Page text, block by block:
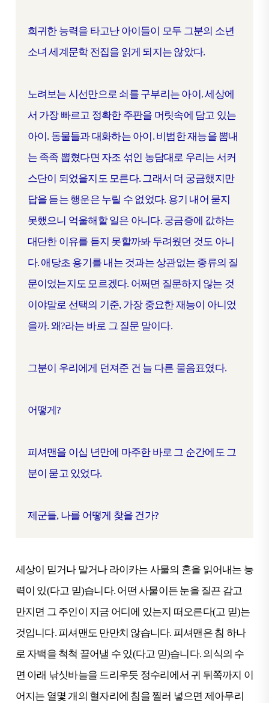
희귀한 능력을 타고난 아이들이 모두 그분의 소년
소녀 세계문학 전집을 읽게 되지는 않았다.
노려보는 시선만으로 쇠를 구부리는 아이. 세상에
서 가장 빠르고 정확한 주판을 머릿속에 담고 있는
아이. 동물들과 대화하는 아이. 비범한 재능을 뽐내
는 족족 뽑혔다면 자조 섞인 농담대로 우리는 서커
스단이 되었을지도 모른다. 그래서 더 궁금했지만
답을 듣는 행운은 누릴 수 없었다. 용기 내어 묻지
못했으니 억울해할 일은 아니다. 궁금증에 값하는
대단한 이유를 듣지 못할까봐 두려웠던 것도 아니
다. 애당초 용기를 내는 것과는 상관없는 종류의 질
문이었는지도 모르겠다. 어쩌면 질문하지 않는 것
이야말로 선택의 기준, 가장 중요한 재능이 아니었
을까. 왜?라는 바로 그 질문 말이다.
그분이 우리에게 던져준 건 늘 다른 물음표였다.
어떻게?
피셔맨을 이십 년만에 마주한 바로 그 순간에도 그
분이 묻고 있었다.
제군들, 나를 어떻게 찾을 건가?
세상이 믿거나 말거나 라이카는 사물의 혼을 읽어내는 능
력이 있(다고 믿)습니다. 어떤 사물이든 눈을 질끈 감고
만지면 그 주인이 지금 어디에 있는지 떠오른다(고 믿)는
것입니다. 피셔맨도 만만치 않습니다. 피셔맨은 침 하나
로 자백을 척척 끌어낼 수 있(다고 믿)습니다. 의식의 수
면 아래 낚싯바늘을 드리우듯 정수리에서 귀 뒤쪽까지 이
어지는 열몇 개의 혈자리에 침을 찔러 넣으면 제아무리